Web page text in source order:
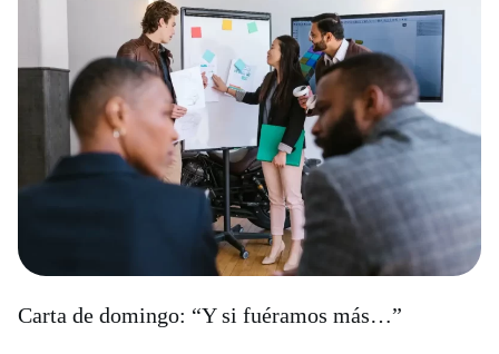
Carta de domingo: “Y si fuéramos más…”